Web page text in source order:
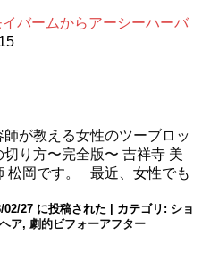
イバームからアーシーハーバ
師が教える女性のツーブロッ
切り方〜完全版〜 吉祥寺 美
松岡です。 最近、女性でも
02/27 に投稿された | カテゴリ: ショ
ア, 劇的ビフォーアフター